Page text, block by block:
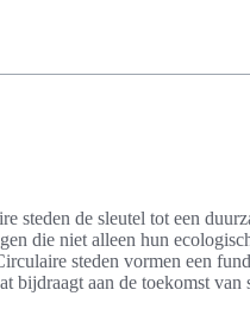
steden de sleutel tot een
die niet alleen hun
steden vormen een
bijdraagt aan de toekomst van